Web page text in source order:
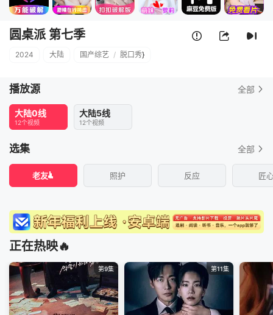
圆桌派 第七季
2024 大陆 国产综艺 / 脱口秀}
播放源 全部
大陆0线
12个视频
大陆5线
12个视频
选集 全部
老友 照护 反应 匠
正在热映🔥
第9集 第11集